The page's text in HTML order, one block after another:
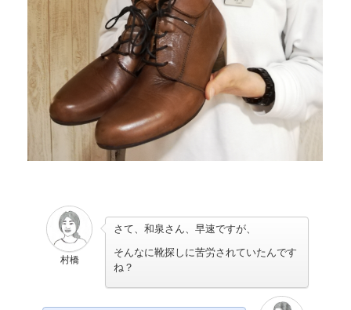
村橋
さて、和泉さん、早速ですが、
そんなに靴探しに苦労されていたんです
ね？